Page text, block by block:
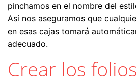
pinchamos en el nombre del
Así nos aseguramos que
en esas cajas tomará
adecuado.
Crear los folios